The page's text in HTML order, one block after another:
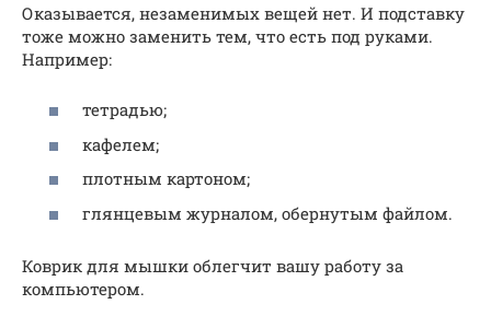
Оказывается, незаменимых вещей нет. И подставку
тоже можно заменить тем, что есть под руками.
Например:
тетрадью;
кафелем;
плотным картоном;
глянцевым журналом, обернутым файлом.
Коврик для мышки облегчит вашу работу за
компьютером.